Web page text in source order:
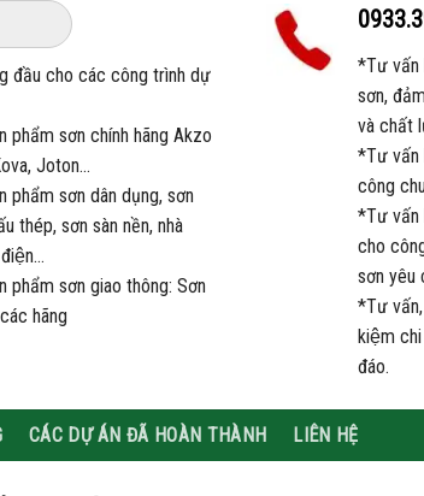
đầu cho các công trình dự
phẩm sơn chính hãng Akzo
Joton…
phẩm sơn dân dụng, sơn
thép, sơn sàn nền, nhà
phẩm sơn giao thông: Sơn
hãng
*Tư vấn
sơn,
và chất
*Tư vấn
công
*Tư vấn
cho
sơn yêu
*Tư
kiệm chi
đáo.
CÁC DỰ ÁN ĐÃ HOÀN THÀNH LIÊN HỆ